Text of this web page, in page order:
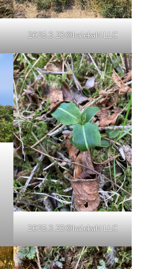
2025.3.23©halekahi LLC
2025.3.23©halekahi LLC